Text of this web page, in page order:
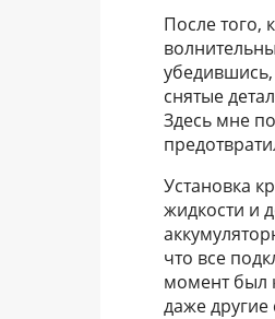
После того,
убедившись,
снятые
Здесь мне
Установка
жидкости и
что все
момент был
даже